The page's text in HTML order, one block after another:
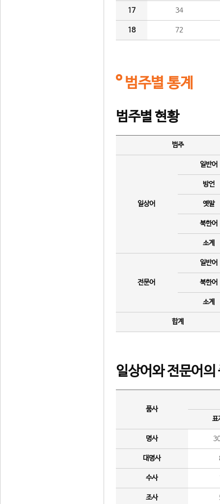
17 34
18 72
범주별 통계
범주별 현황
범주
일상어
일반어
방언
옛말
북한어
소계
전문어
일반어
북한어
소계
합계
일상어와 전문어의
품사
표
명사
대명사
수사
조사